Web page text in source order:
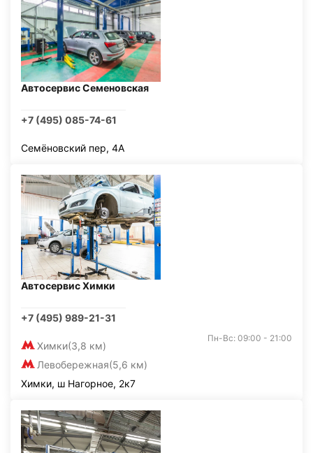
Автосервис Семеновская
+7 (495) 085-74-61
Семёновский пер, 4А
Автосервис Химки
+7 (495) 989-21-31
Химки(3,8 км)
Левобережная(5,6 км)
Пн-Вс: 09:00 - 21:00
Химки, ш Нагорное, 2к7